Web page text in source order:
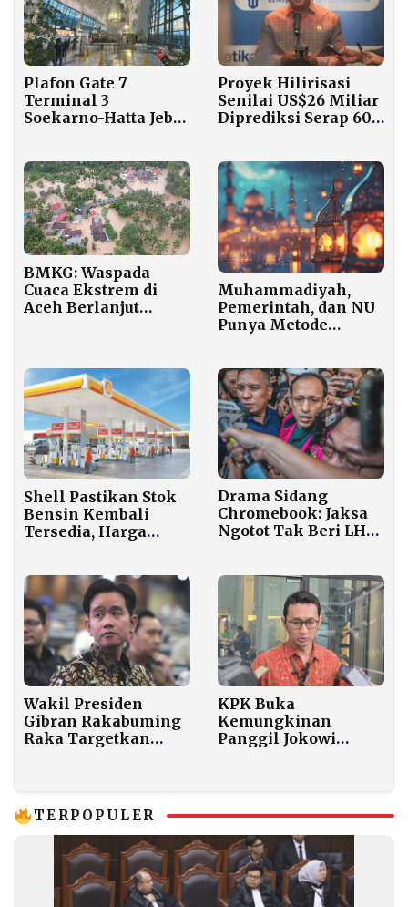
Plafon Gate 7
Terminal 3
Soekarno-Hatta Jebol
Dialihkan ke
Bandara Lain
Proyek Hilirisasi
Senilai US$26 Miliar
Diprediksi Serap 600
BMKG: Waspada
Cuaca Ekstrem di
Aceh Berlanjut
Muhammadiyah,
Pemerintah, dan NU
Punya Metode
2026
Shell Pastikan Stok
Bensin Kembali
Tersedia, Harga
Drama Sidang
Chromebook: Jaksa
Ngotot Tak Beri LHP,
Wakil Presiden
Gibran Rakabuming
Raka Targetkan
Tahun 2026
KPK Buka
Kemungkinan
Panggil Jokowi
TERPOPULER